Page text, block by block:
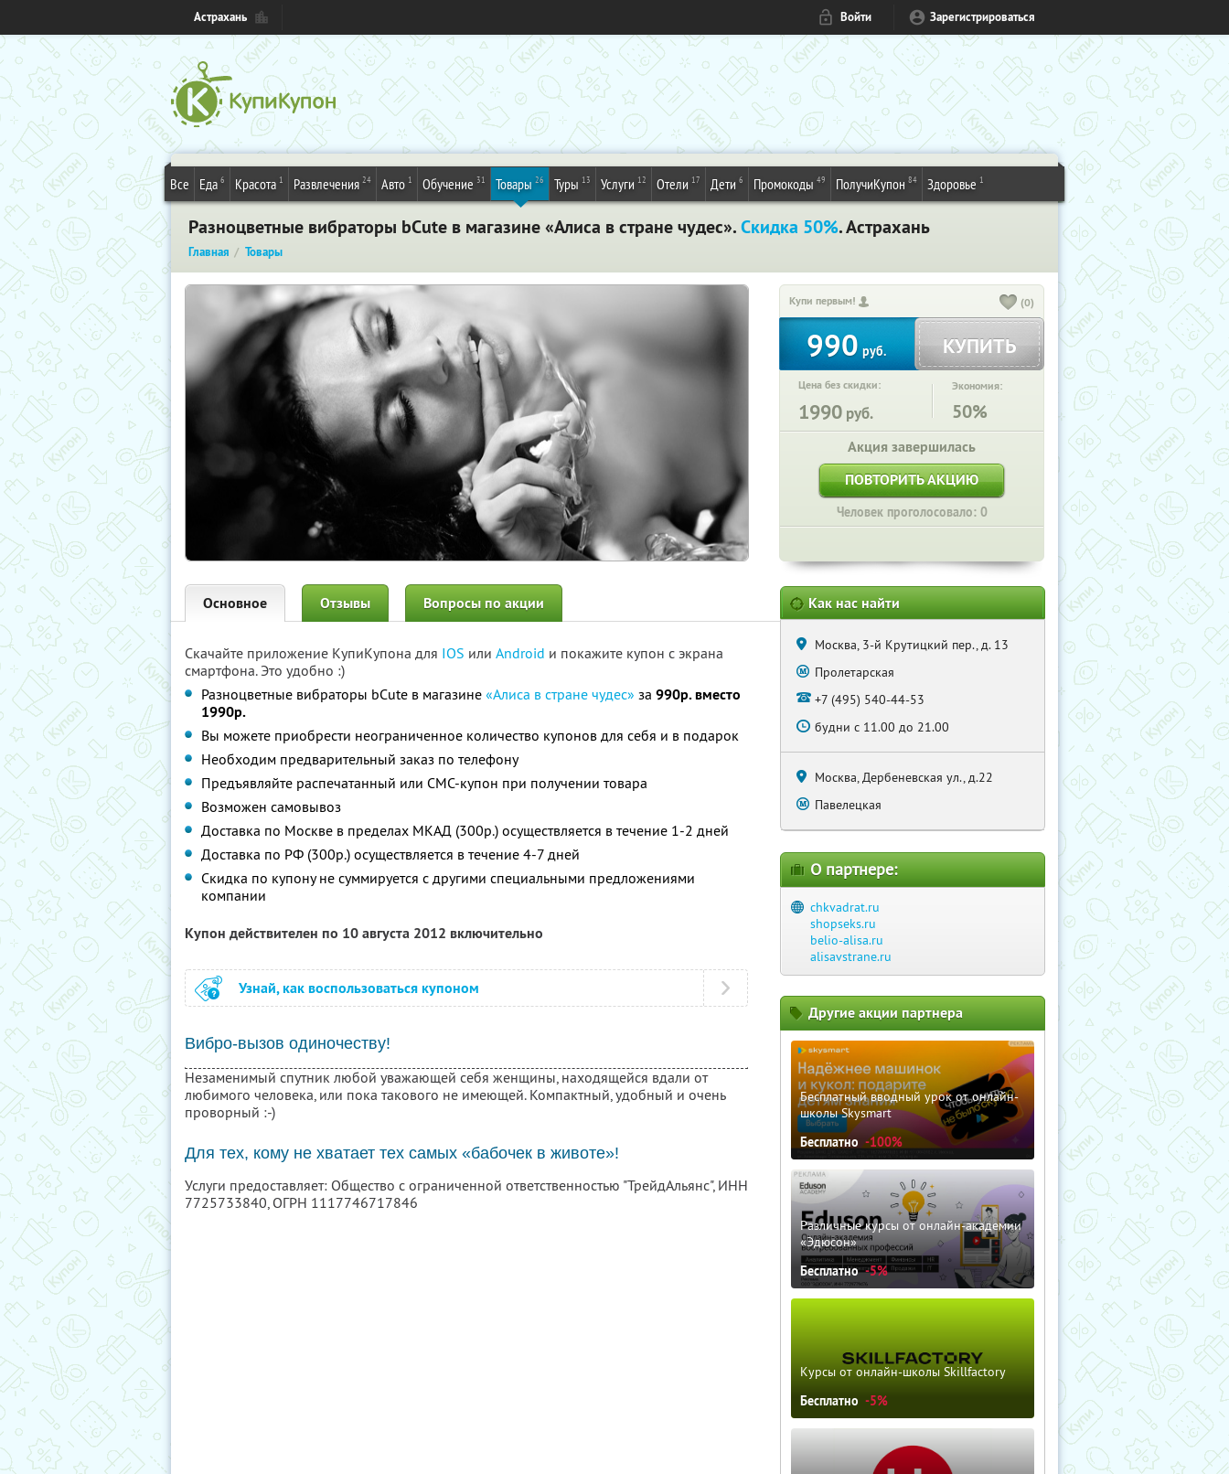
Астрахань Войти Зарегистрироваться
Все Еда 6 Красота 1 Развлечения 24 Авто 1 Обучение 31 Товары 26 Туры 13 Услуги 12 Отели 17 Дети 6 Промокоды 49 ПолучиКупон 84 Здоровье 1
Разноцветные вибраторы bCute в магазине «Алиса в стране чудес».Скидка 50%. Астрахань
Главная Товары
Купи первым! (0)
990 руб. КУПИТЬ
Цена без скидки:
1990 руб.
Экономия:
50%
Акция завершилась
ПОВТОРИТЬ АКЦИЮ
Человек проголосовало: 0
Основное Отзывы Вопросы по акции
Скачайте приложение КупиКупона для IOS или Android и покажите купон с экрана
смартфона. Это удобно :)
Разноцветные вибраторы bCute в магазине «Алиса в стране чудес» за 990р. вместо
1990р.
Вы можете приобрести неограниченное количество купонов для себя и в подарок
Необходим предварительный заказ по телефону
Предъявляйте распечатанный или СМС-купон при получении товара
Возможен самовывоз
Доставка по Москве в пределах МКАД (300р.) осуществляется в течение 1-2 дней
Доставка по РФ (300р.) осуществляется в течение 4-7 дней
Скидка по купону не суммируется с другими специальными предложениями
компании
Купон действителен по 10 августа 2012 включительно
Узнай, как воспользоваться купоном
Вибро-вызов одиночеству!
Незаменимый спутник любой уважающей себя женщины, находящейся вдали от
любимого человека, или пока такового не имеющей. Компактный, удобный и очень
проворный :-)
Для тех, кому не хватает тех самых «бабочек в животе»!
Услуги предоставляет: Общество с ограниченной ответственностью "ТрейдАльянс", ИНН
7725733840, ОГРН 1117746717846
Как нас найти
Москва, 3-й Крутицкий пер., д. 13
Пролетарская
+7 (495) 540-44-53
будни с 11.00 до 21.00
Москва, Дербеневская ул., д.22
Павелецкая
О партнере:
chkvadrat.ru
shopseks.ru
belio-alisa.ru
alisavstrane.ru
Другие акции партнера
Бесплатный вводный урок от онлайн-
школы Skysmart
Бесплатно -100%
Различные курсы от онлайн-академии
«Эдюсон»
Бесплатно -5%
Курсы от онлайн-школы Skillfactory
Бесплатно -5%